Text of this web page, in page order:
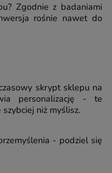
Zgodnie z badaniami
rośnie nawet do
skrypt sklepu na
personalizację - te
niż myślisz.
- podziel się